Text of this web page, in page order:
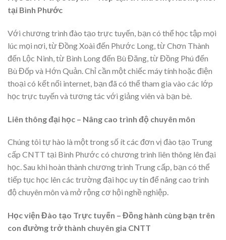
tại Bình Phước
Với chương trình đào tạo trực tuyến, bạn có thể học tập mọi
lúc mọi nơi, từ Đồng Xoài đến Phước Long, từ Chơn Thành
đến Lộc Ninh, từ Bình Long đến Bù Đăng, từ Đồng Phú đến
Bù Đốp và Hớn Quản. Chỉ cần một chiếc máy tính hoặc điện
thoại có kết nối internet, bạn đã có thể tham gia vào các lớp
học trực tuyến và tương tác với giảng viên và bạn bè.
Liên thông đại học – Nâng cao trình độ chuyên môn
Chúng tôi tự hào là một trong số ít các đơn vị đào tạo Trung
cấp CNTT tại Bình Phước có chương trình liên thông lên đại
học. Sau khi hoàn thành chương trình Trung cấp, bạn có thể
tiếp tục học lên các trường đại học uy tín để nâng cao trình
độ chuyên môn và mở rộng cơ hội nghề nghiệp.
Học viện Đào tạo Trực tuyến – Đồng hành cùng bạn trên
con đường trở thành chuyên gia CNTT